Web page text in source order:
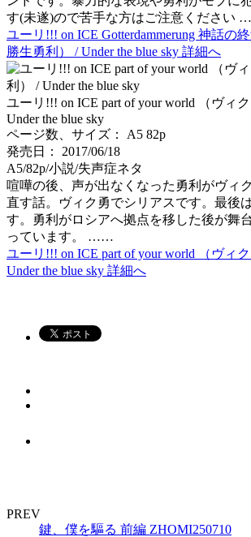
す(未遂)ので苦手な方はご注意ください
ユーリ!!! on ICE Gotterdammerung 神話の
勝生勇利） / Under the blue sky 詳細へ
ユーリ!!! on ICE part of your world （ヴィ
Under the blue sky
ページ数、サイズ： A5 82p
発売日： 2017/06/18
A5/82p/小説/失声症ネタ
喧嘩の後、声が出なくなった勇利がヴィ
直す話。ヴィク勇でシリアスです。最後
す。勇利がロシアへ拠点を移した後が舞
っています。 ……
ユーリ!!! on ICE part of your world （ヴィ
Under the blue sky 詳細へ
PREV
鍵、僕を驅る 前編 ZHOMI250710